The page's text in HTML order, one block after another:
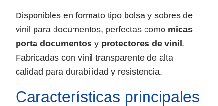
Disponibles en formato tipo bolsa y sobres de
vinil para documentos, perfectas como micas
porta documentos y protectores de vinil.
Fabricadas con vinil transparente de alta
calidad para durabilidad y resistencia.
Características principales